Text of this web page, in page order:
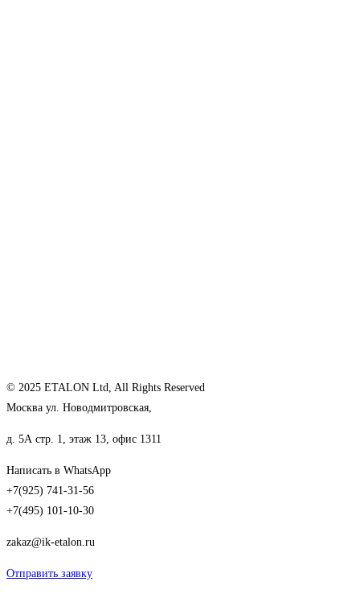
© 2025 ETALON Ltd, All Rights Reserved
Москва ул. Новодмитровская,
д. 5А стр. 1, этаж 13, офис 1311
Написать в WhatsApp
+7(925) 741-31-56
+7(495) 101-10-30
zakaz@ik-etalon.ru
Отправить заявку